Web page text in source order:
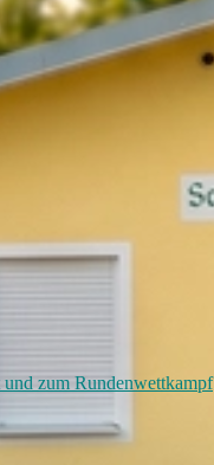
und zum Rundenwettkampf